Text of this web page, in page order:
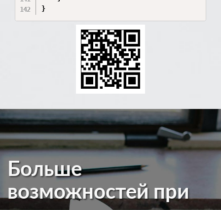
Больше
возможностей при